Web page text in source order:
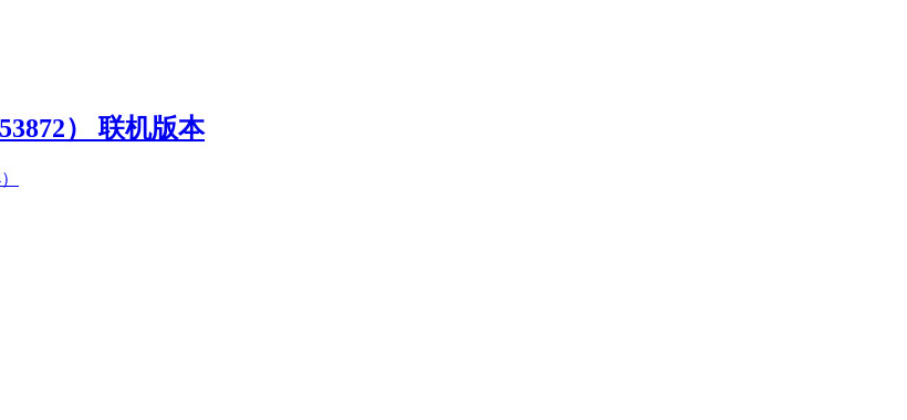
） 联机版本